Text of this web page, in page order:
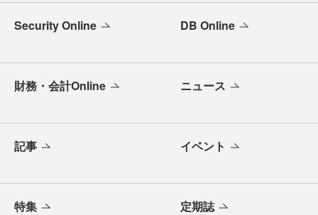
Security Online DB Online
財務・会計Online ニュース
記事 イベント
特集 定期誌